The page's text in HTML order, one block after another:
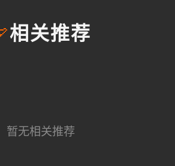
相关推荐
暂无相关推荐